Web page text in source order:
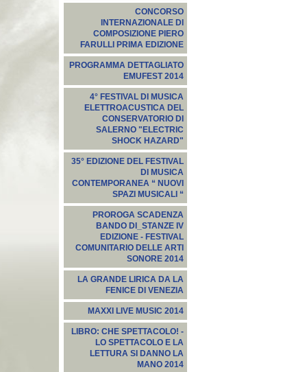
CONCORSO
INTERNAZIONALE DI
COMPOSIZIONE PIERO
FARULLI PRIMA EDIZIONE
PROGRAMMA DETTAGLIATO
EMUFEST 2014
4° FESTIVAL DI MUSICA
ELETTROACUSTICA DEL
CONSERVATORIO DI
SALERNO "ELECTRIC
SHOCK HAZARD"
35° EDIZIONE DEL FESTIVAL
DI MUSICA
CONTEMPORANEA “ NUOVI
SPAZI MUSICALI “
PROROGA SCADENZA
BANDO DI_STANZE IV
EDIZIONE - FESTIVAL
COMUNITARIO DELLE ARTI
SONORE 2014
LA GRANDE LIRICA DA LA
FENICE DI VENEZIA
MAXXI LIVE MUSIC 2014
LIBRO: CHE SPETTACOLO! -
LO SPETTACOLO E LA
LETTURA SI DANNO LA
MANO 2014